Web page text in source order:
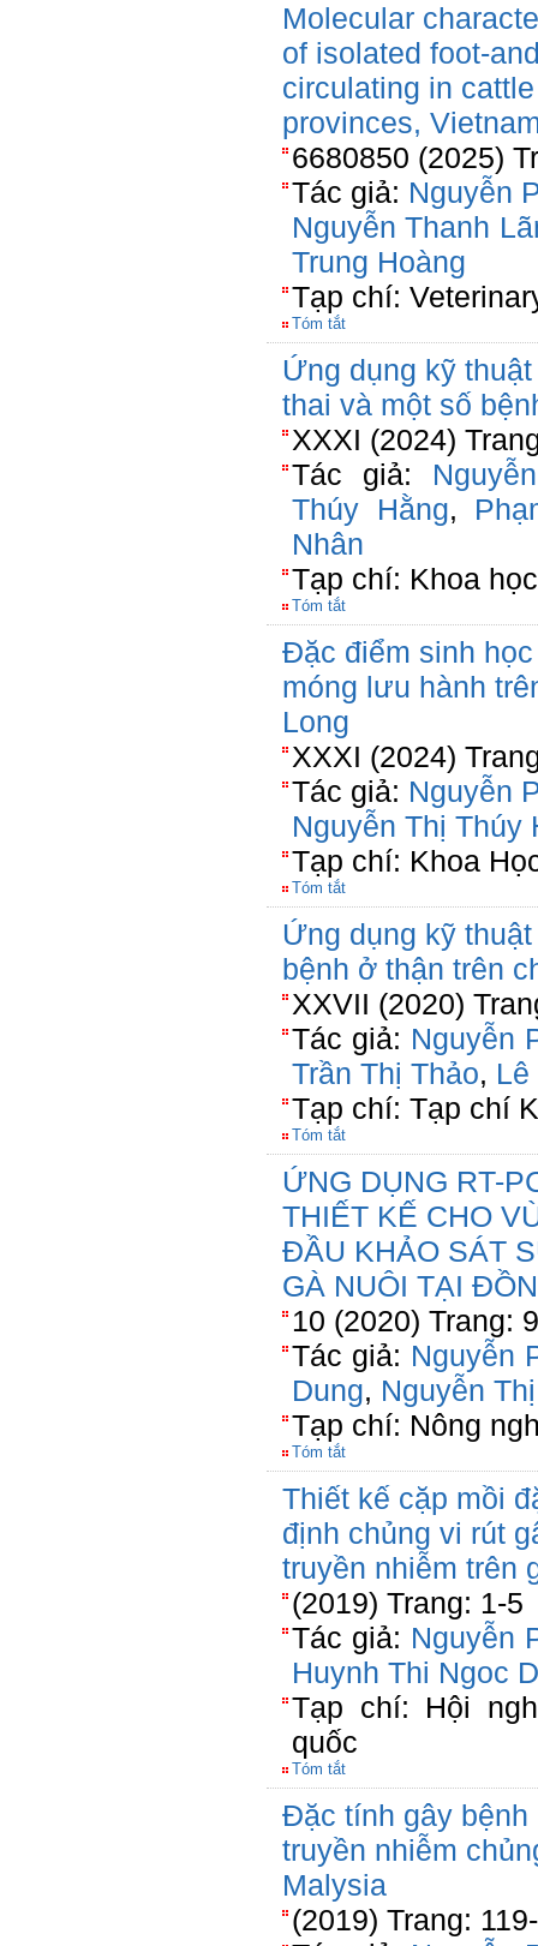
Molecular
of isolated foot-
circulating in
provinces,
6680850 (2025)
Tác giả: Nguyễn
Nguyễn Thanh
Trung Hoàng
Tạp chí:
Tóm tắt
Ứng dụng kỹ
thai và một số
XXXI (2024)
Tác giả:
Thúy Hằng,
Nhân
Tạp chí: Khoa
Tóm tắt
Đặc điểm sinh
móng lưu hành
Long
XXXI (2024)
Tác giả: Nguyễn
Nguyễn Thị Thúy
Tạp chí: Khoa
Tóm tắt
Ứng dụng kỹ
bệnh ở thận trên
XXVII (2020)
Tác giả: Nguyễn
Trần Thị Thảo,
Tạp chí: Tạp chí
Tóm tắt
ỨNG DỤNG RT-
THIẾT KẾ CHO
ĐẦU KHẢO SÁT
GÀ NUÔI TẠI
10 (2020) Trang:
Tác giả: Nguyễn
Dung, Nguyễn
Tạp chí: Nông
Tóm tắt
Thiết kế cặp mồi
định chủng vi rút
truyền nhiễm trên
(2019) Trang: 1-5
Tác giả: Nguyễn
Huynh Thi Ngoc
Tạp chí: Hội
quốc
Tóm tắt
Đặc tính gây bệnh
truyền nhiễm
Malysia
(2019) Trang: